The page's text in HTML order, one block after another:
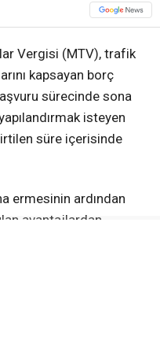
Vergisi (MTV), trafik
kapsayan borç
sürecinde sona
isteyen
süre içerisinde
ermesinin ardından
avantajlardan